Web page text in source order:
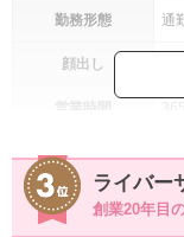
勤務形態 通
顔出し
営業時間
登録資格
ライバー
創業20年目